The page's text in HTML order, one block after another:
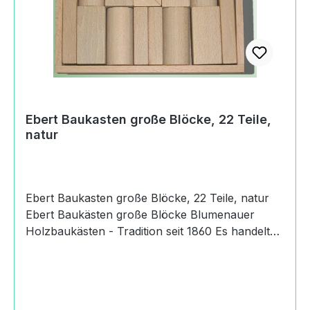
Holzspielwaren Ebert GmbH Sorgauer
Strasse09526 Olbernhau, Germany037360
75058info@holzspiel-ebert.de
https://www.holzspiel-ebert.de
Ebert Baukasten große Blöcke, 22 Teile,
natur
Ebert Baukasten große Blöcke, 22 Teile, natur
Ebert Baukästen große Blöcke Blumenauer
Holzbaukästen - Tradition seit 1860 Es handelt